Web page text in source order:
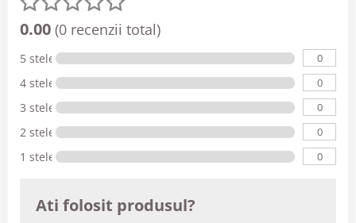
0.00 (0 recenzii total)
5 stele 0
4 stele 0
3 stele 0
2 stele 0
1 stele 0
Ati folosit produsul?